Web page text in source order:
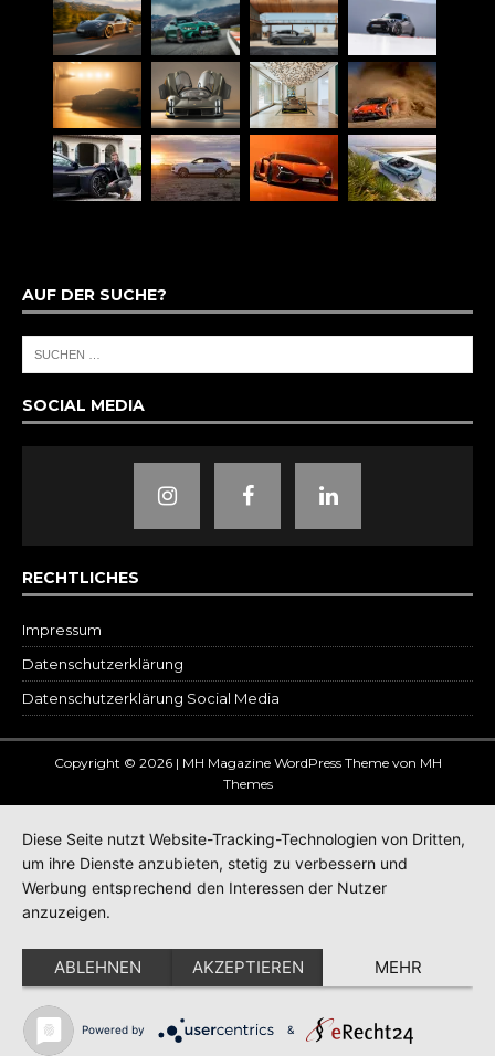
AUF DER SUCHE?
SOCIAL MEDIA
RECHTLICHES
Impressum
Datenschutz­erklärung
Datenschutzerklärung Social Media
Copyright © 2026 | MH Magazine WordPress Theme von MH
Themes
Diese Seite nutzt Website-Tracking-Technologien von Dritten,
um ihre Dienste anzubieten, stetig zu verbessern und
Werbung entsprechend den Interessen der Nutzer
anzuzeigen.
ABLEHNEN AKZEPTIEREN MEHR
Powered by &